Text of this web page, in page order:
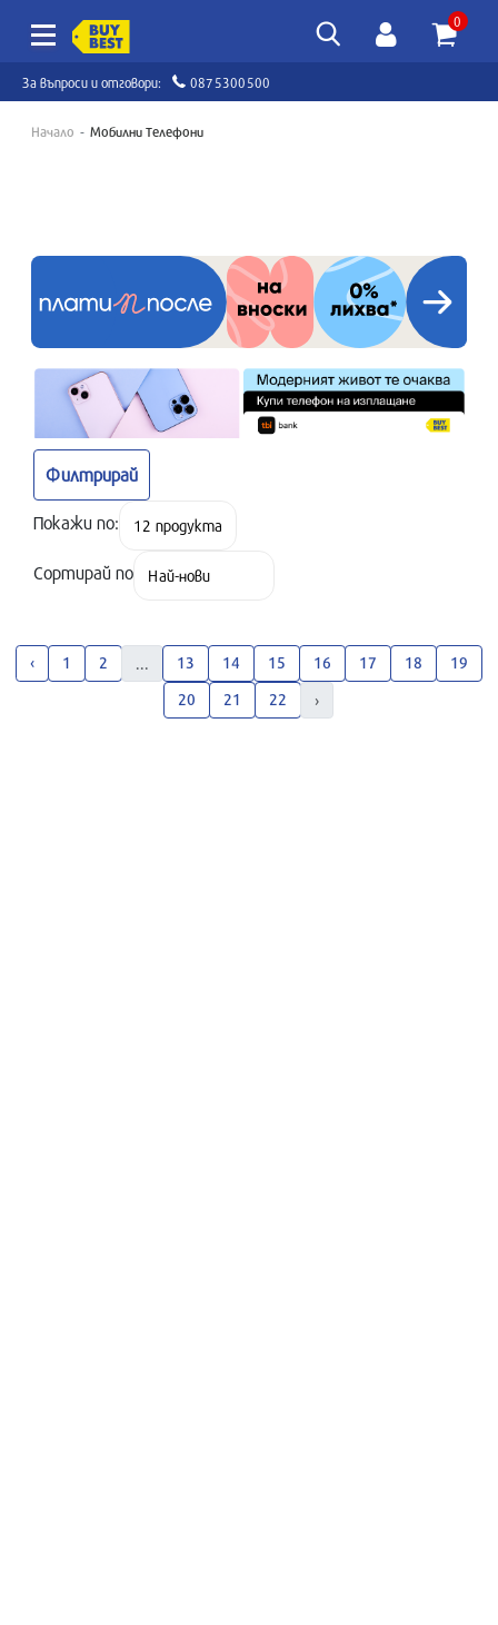
0
За въпроси и отговори: 0875300500
Начало Мобилни Телефони
Филтрирай
Покажи по:
Сортирай по
‹ 1 2 ... 13 14 15 16 17 18
19
20
21 22 ›